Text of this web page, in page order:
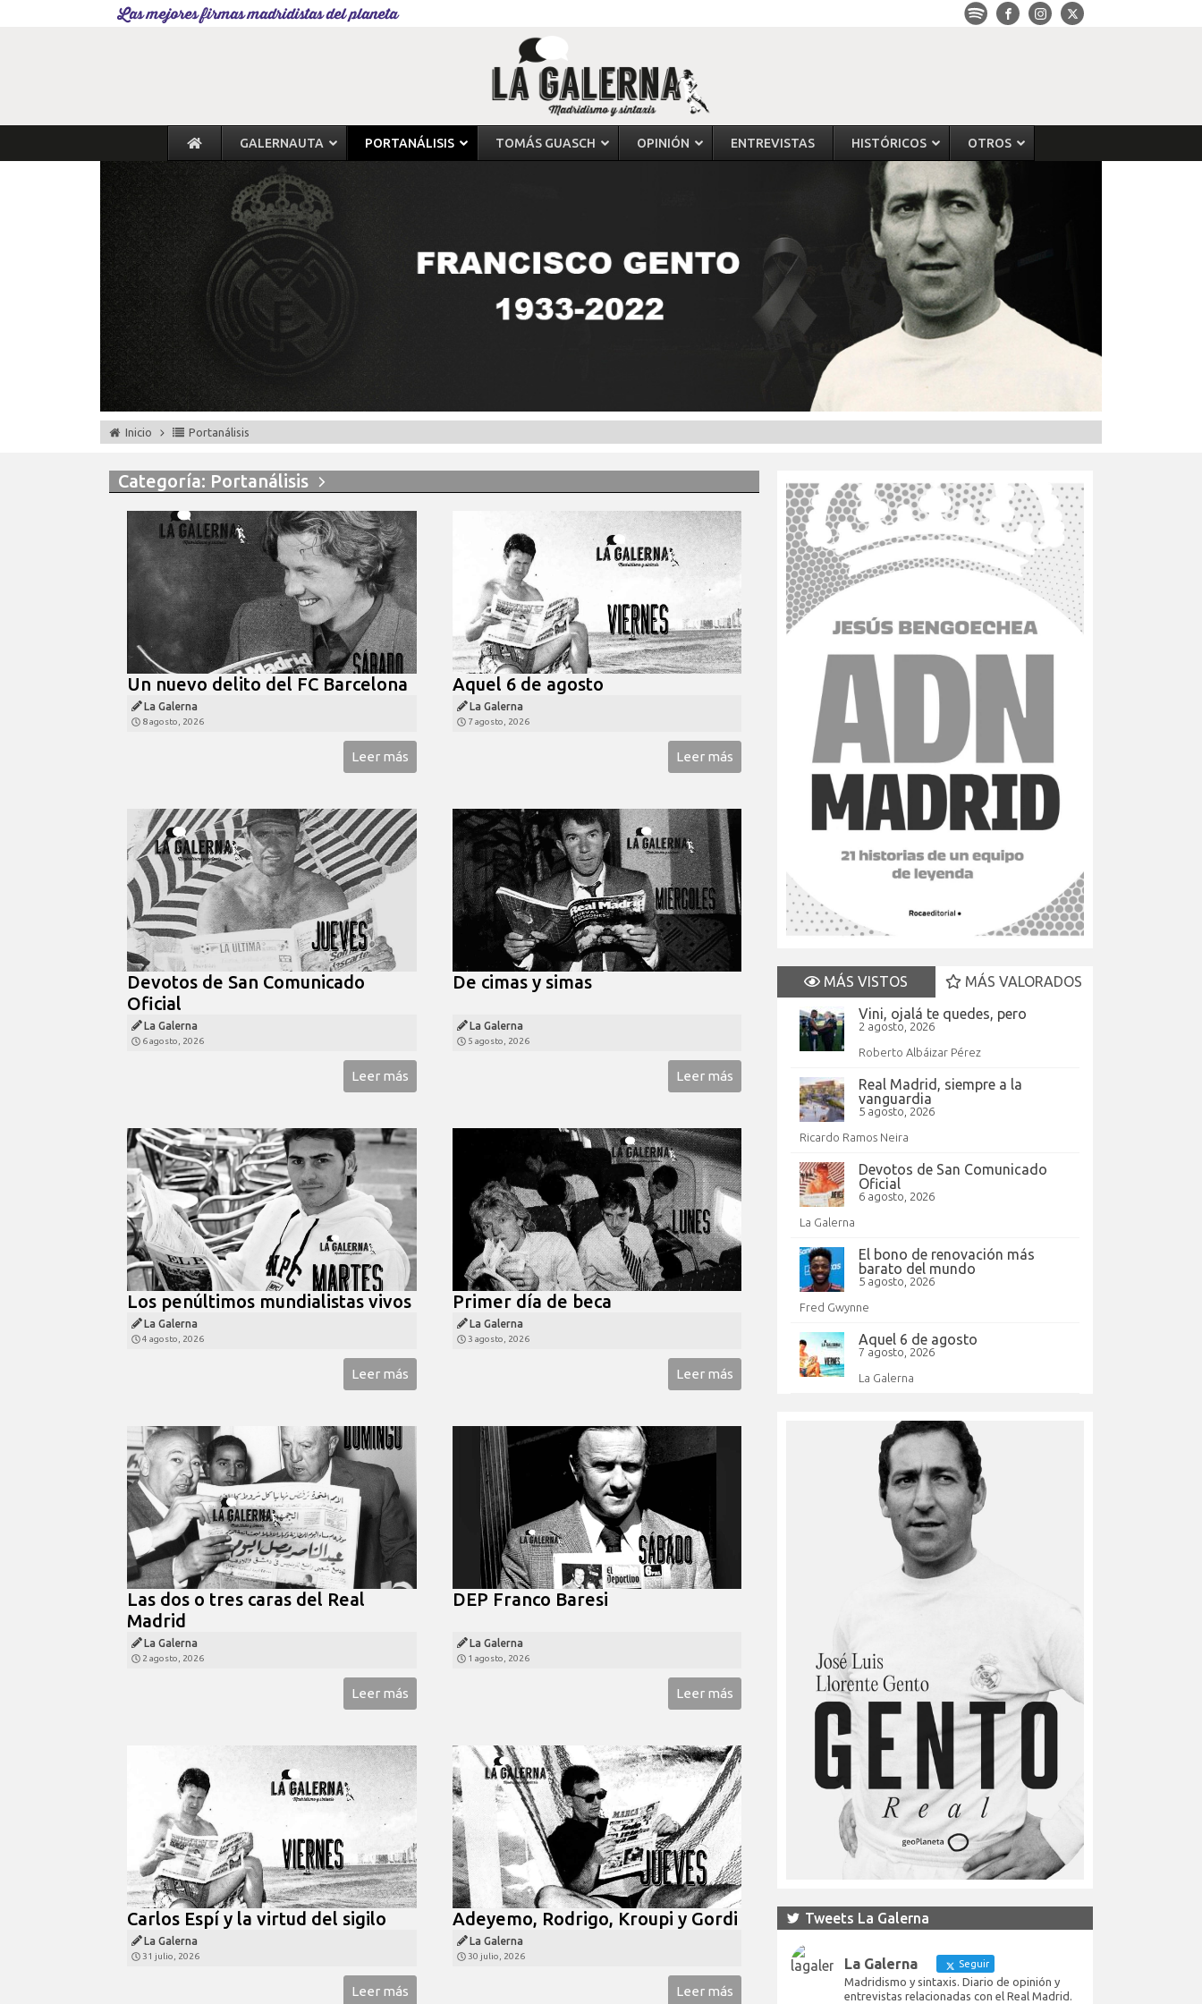
Las mejores firmas madridistas del planeta
GALERNAUTA PORTANÁLISIS TOMÁS GUASCH OPINIÓN ENTREVISTAS HISTÓRICOS OTROS
Inicio Portanálisis
Categoría: Portanálisis
Un nuevo delito del FC Barcelona
La Galerna
8 agosto, 2026
Leer más
Aquel 6 de agosto
La Galerna
7 agosto, 2026
Leer más
Devotos de San Comunicado
Oficial
La Galerna
6 agosto, 2026
Leer más
De cimas y simas
La Galerna
5 agosto, 2026
Leer más
Los penúltimos mundialistas vivos
La Galerna
4 agosto, 2026
Leer más
Primer día de beca
La Galerna
3 agosto, 2026
Leer más
Las dos o tres caras del Real
Madrid
La Galerna
2 agosto, 2026
Leer más
DEP Franco Baresi
La Galerna
1 agosto, 2026
Leer más
Carlos Espí y la virtud del sigilo
La Galerna
31 julio, 2026
Leer más
Adeyemo, Rodrigo, Kroupi y Gordi
La Galerna
30 julio, 2026
Leer más
MÁS VISTOS
MÁS VALORADOS
Vini, ojalá te quedes, pero
2 agosto, 2026
Roberto Albáizar Pérez
Real Madrid, siempre a la
vanguardia
5 agosto, 2026
Ricardo Ramos Neira
Devotos de San Comunicado
Oficial
6 agosto, 2026
La Galerna
El bono de renovación más
barato del mundo
5 agosto, 2026
Fred Gwynne
Aquel 6 de agosto
7 agosto, 2026
La Galerna
Tweets La Galerna
La Galerna Seguir
Madridismo y sintaxis. Diario de opinión y
entrevistas relacionadas con el Real Madrid.